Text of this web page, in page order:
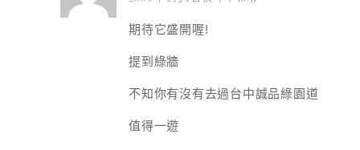
期待它盛開喔!
提到綠牆
不知你有沒有去過台中誠品綠園道
值得一遊